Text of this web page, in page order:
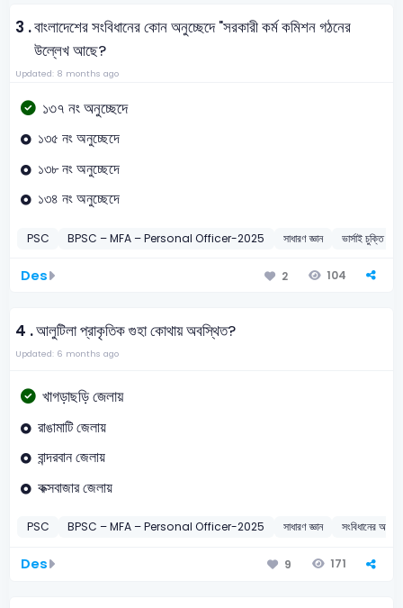
3 .বাংলাদেশের সংবিধানের কোন অনুচ্ছেদে "সরকারী কর্ম কমিশন গঠনের
উল্লেখ আছে?
Updated: 8 months ago
১৩৭ নং অনুচ্ছেদে
১৩৫ নং অনুচ্ছেদে
১৩৮ নং অনুচ্ছেদে
১৩৪ নং অনুচ্ছেদে
PSC BPSC – MFA – Personal Officer-2025 সাধারণ জ্ঞান ভার্সাই চুক্তি
Des 2 104
4 .আলুটিলা প্রাকৃতিক গুহা কোথায় অবস্থিত?
Updated: 6 months ago
খাগড়াছড়ি জেলায়
রাঙামাটি জেলায়
বান্দরবান জেলায়
কক্সবাজার জেলায়
PSC BPSC – MFA – Personal Officer-2025 সাধারণ জ্ঞান সংবিধানের
Des 9 171